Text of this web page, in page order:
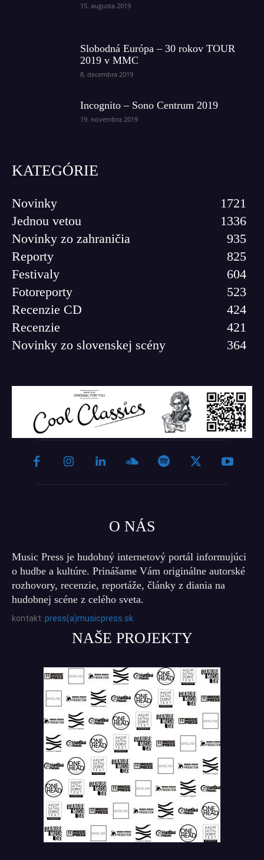
15. augusta 2019
Slobodná Európa – 30 rokov TOUR
2019 v MMC
8. decembra 2019
Incognito – Sono Centrum 2019
19. novembra 2019
KATEGÓRIE
Novinky
1721
Jednou vetou
1336
Novinky zo zahraničia
935
Reporty
825
Festivaly
604
Fotoreporty
523
Recenzie CD
424
Recenzie
421
Novinky zo slovenskej scény
364
O NÁS
Music Press je hudobný internetový portál informujúci
o hudbe a kultúre. Prinášame Vám originálne autorské
rozhovory, recenzie, reportáže, články z diania na
hudobnej scéne z celého sveta.
kontakt: press(a)musicpress.sk
NAŠE PROJEKTY